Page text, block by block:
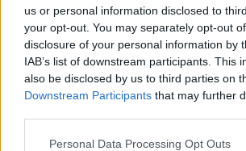
us or personal information disclosed to
your opt-out. You may separately opt-out
disclosure of your personal information by
IAB’s list of downstream participants. This
also be disclosed by us to third parties on
Downstream Participants that may further
Please note that this website/app uses one
Personal Data Processing Opt Outs
amore, vita e libertà
Mantra per la primavera: le
ripetere per la fioritura personale